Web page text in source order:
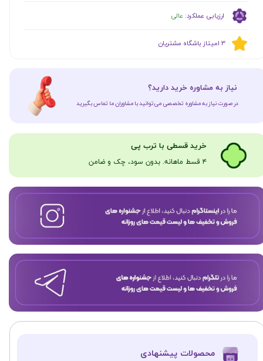
ارزیابی عملکرد: عالی
​​3 امیتاز باشگاه مشتریان
​نیاز به مشاوره خرید دارید؟
در صورت نیاز به مشاوره تخصصی می‌توانید با مشاوران ما تماس بگیرید
​​​خرید قسطی با ترب پی
۴ قسط ماهانه. بدون سود، چک و ضامن​​​​​​​
​محصولات پیشنهادی